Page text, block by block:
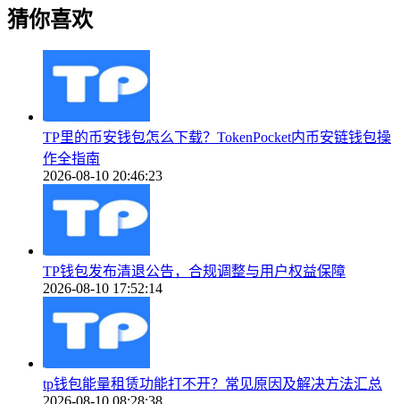
猜你喜欢
TP里的币安钱包怎么下载？TokenPocket内币安链钱包操
作全指南
2026-08-10 20:46:23
TP钱包发布清退公告，合规调整与用户权益保障
2026-08-10 17:52:14
tp钱包能量租赁功能打不开？常见原因及解决方法汇总